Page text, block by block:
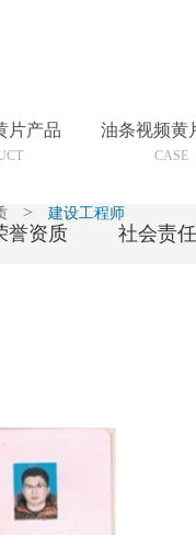
片产品 油条视频黄
CASE
> 建设工程师
誉资质 社会责任